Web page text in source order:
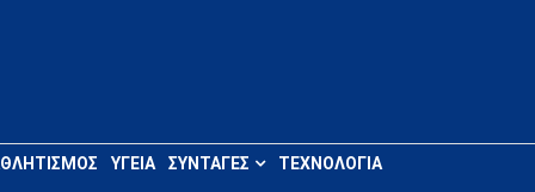
ΥΓΕΊΑ ΣΥΝΤΑΓΈΣ ΤΕΧΝΟΛΟΓΊΑ